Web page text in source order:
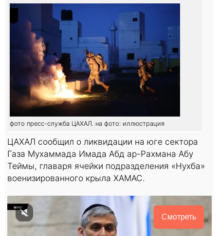
фото пресс-служба ЦАХАЛ. на фото: иллюстрация
ЦАХАЛ сообщил о ликвидации на юге сектора
Газа Мухаммада Имада Абд ар-Рахмана Абу
Теймы, главаря ячейки подразделения «Нухба»
военизированного крыла ХАМАС.
Смотреть